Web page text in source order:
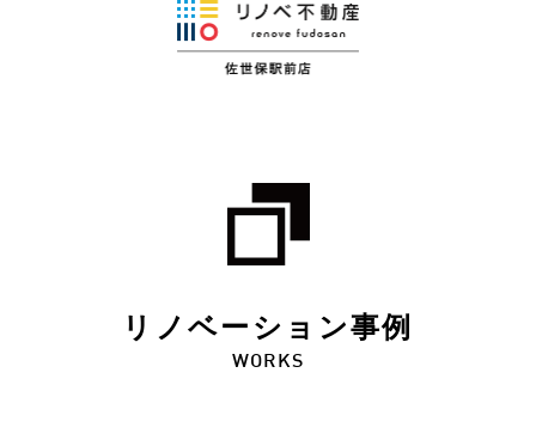
リノベーション事例
WORKS